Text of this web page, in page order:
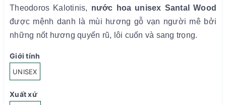
Theodoros Kalotinis, nước hoa unisex Santal Wood
được mệnh danh là mùi hương gỗ vạn người mê bởi
những nốt hương quyến rũ, lôi cuốn và sang trọng.
Giới tính
UNISEX
Xuất xứ